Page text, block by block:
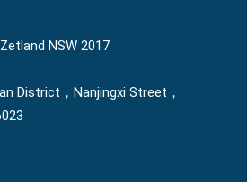
NSW 2017
District，Nanjingxi Street，